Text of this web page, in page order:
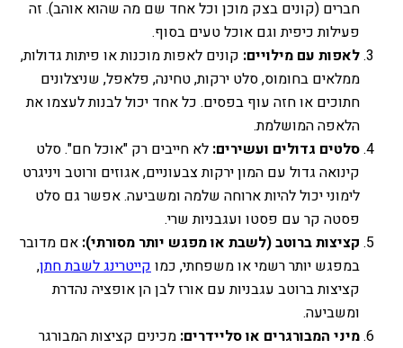
חברים (קונים בצק מוכן וכל אחד שם מה שהוא אוהב). זה
פעילות כיפית וגם אוכל טעים בסוף.
לאפות עם מילויים: קונים לאפות מוכנות או פיתות גדולות,
ממלאים בחומוס, סלט ירקות, טחינה, פלאפל, שניצלונים
חתוכים או חזה עוף בפסים. כל אחד יכול לבנות לעצמו את
הלאפה המושלמת.
סלטים גדולים ועשירים: לא חייבים רק "אוכל חם". סלט
קינואה גדול עם המון ירקות צבעוניים, אגוזים ורוטב ויניגרט
לימוני יכול להיות ארוחה שלמה ומשביעה. אפשר גם סלט
פסטה קר עם פסטו ועגבניות שרי.
קציצות ברוטב (לשבת או מפגש יותר מסורתי): אם מדובר
במפגש יותר רשמי או משפחתי, כמוקייטרינג לשבת חתן,
קציצות ברוטב עגבניות עם אורז לבן הן אופציה נהדרת
ומשביעה.
מיני המבורגרים או סליידרים: מכינים קציצות המבורגר